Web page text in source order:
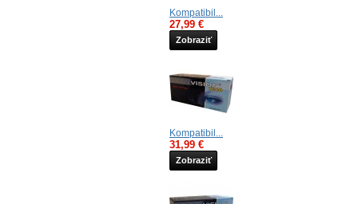
Kompatibil...
27,99 €
Zobraziť
Kompatibil...
31,99 €
Zobraziť